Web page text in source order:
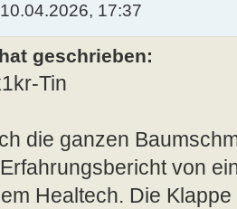
17:37
geschrieben:
Tin
die ganzen
von
Healtech. Die